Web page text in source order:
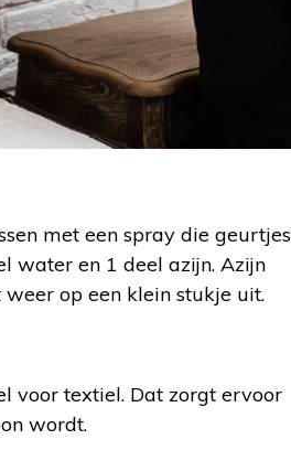
met een spray die geurtjes
water en 1 deel azijn. Azijn
op een klein stukje uit.
voor textiel. Dat zorgt ervoor
wordt.